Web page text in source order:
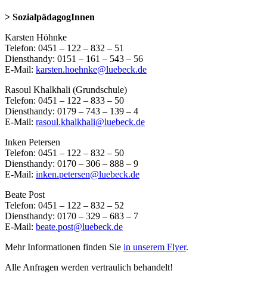
> SozialpädagogInnen
Karsten Höhnke
Telefon: 0451 – 122 – 832 – 51
Diensthandy: 0151 – 161 – 543 – 56
E-Mail: karsten.hoehnke@luebeck.de
Rasoul Khalkhali (Grundschule)
Telefon: 0451 – 122 – 833 – 50
Diensthandy: 0179 – 743 – 139 – 4
E-Mail: rasoul.khalkhali@luebeck.de
Inken Petersen
Telefon: 0451 – 122 – 832 – 50
Diensthandy: 0170 – 306 – 888 – 9
E-Mail: inken.petersen@luebeck.de
Beate Post
Telefon: 0451 – 122 – 832 – 52
Diensthandy: 0170 – 329 – 683 – 7
E-Mail: beate.post@luebeck.de
Mehr Informationen finden Sie in unserem Flyer.
Alle Anfragen werden vertraulich behandelt!